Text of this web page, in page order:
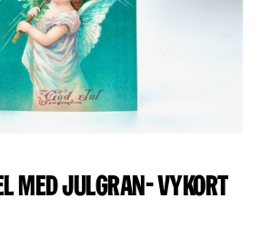
med julgran- Vykort